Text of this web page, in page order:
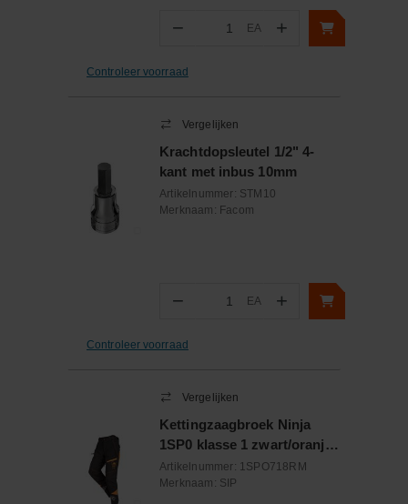
− Aantal
EA +
Controleer voorraad
Vergelijken
Krachtdopsleutel 1/2" 4-
kant met inbus 10mm
Artikelnummer: STM10
Merknaam: Facom
− Aantal
EA +
Controleer voorraad
Vergelijken
Kettingzaagbroek Ninja
1SP0 klasse 1 zwart/oranje
maat
Artikelnummer: 1SPO718RM
Merknaam: SIP